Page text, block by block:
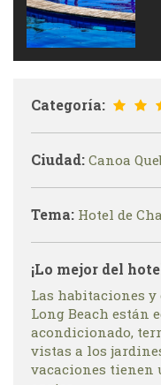
Categoría:
Ciudad: Canoa
Tema: Hotel de
¡Lo mejor del
Las habitaciones y
Long Beach están
acondicionado,
vistas a los
vacaciones tienen